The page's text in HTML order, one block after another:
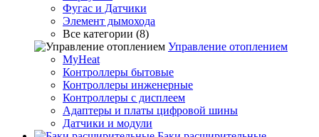
Фугас и Датчики
Элемент дымохода
Все категории (8)
Управление отоплением
MyHeat
Контроллеры бытовые
Контроллеры инженерные
Контроллеры с дисплеем
Адаптеры и платы цифровой шины
Датчики и модули